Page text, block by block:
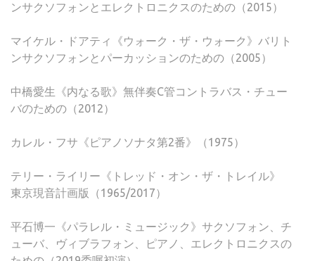
ンサクソフォンとエレクトロニクスのための（2015）
マイケル・ドアティ《ウォーク・ザ・ウォーク》バリト
ンサクソフォンとパーカッションのための（2005）
中橋愛生《内なる歌》無伴奏C管コントラバス・チュー
バのための（2012）
カレル・フサ《ピアノソナタ第2番》（1975）
テリー・ライリー《トレッド・オン・ザ・トレイル》
東京現音計画版（1965/2017）
平石博一《パラレル・ミュージック》サクソフォン、チ
ューバ、ヴィブラフォン、ピアノ、エレクトロニクスの